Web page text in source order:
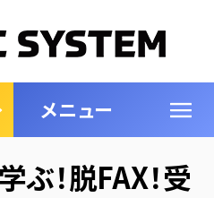
メニュー
閉じる
ぶ！脱FAX！受